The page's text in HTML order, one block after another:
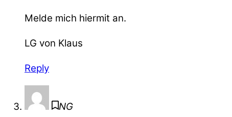
Melde mich hiermit an.
LG von Klaus
Reply
NG